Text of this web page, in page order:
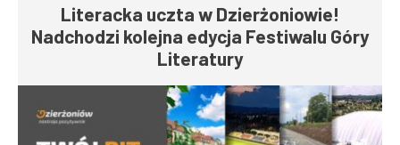
Literacka uczta w Dzierżoniowie!
Nadchodzi kolejna edycja Festiwalu Góry
Literatury